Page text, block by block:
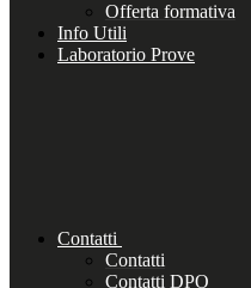
Offerta formativa
Info Utili
Laboratorio Prove
Contatti
Contatti
Contatti DPO